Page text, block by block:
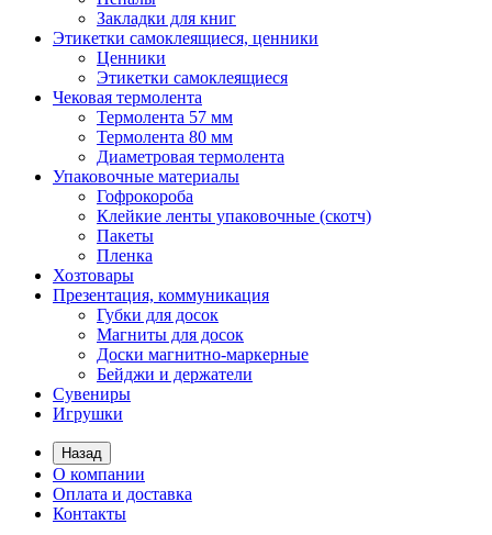
Закладки для книг
Этикетки самоклеящиеся, ценники
Ценники
Этикетки самоклеящиеся
Чековая термолента
Термолента 57 мм
Термолента 80 мм
Диаметровая термолента
Упаковочные материалы
Гофрокороба
Клейкие ленты упаковочные (скотч)
Пакеты
Пленка
Хозтовары
Презентация, коммуникация
Губки для досок
Магниты для досок
Доски магнитно-маркерные
Бейджи и держатели
Сувениры
Игрушки
Назад
О компании
Оплата и доставка
Контакты